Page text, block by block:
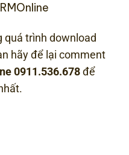
quá trình download
hãy để lại comment
0911.536.678để